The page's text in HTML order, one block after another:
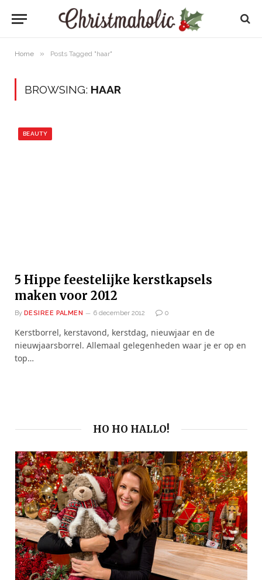
Home » Posts Tagged "haar"
BROWSING: HAAR
BEAUTY
5 Hippe feestelijke kerstkapsels
maken voor 2012
By DESIREE PALMEN 6 december 2012 0
Kerstborrel, kerstavond, kerstdag, nieuwjaar en de
nieuwjaarsborrel. Allemaal gelegenheden waar je er op en
top…
HO HO HALLO!